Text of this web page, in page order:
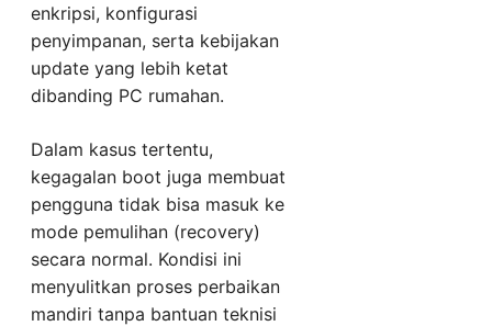
enkripsi, konfigurasi
penyimpanan, serta kebijakan
update yang lebih ketat
dibanding PC rumahan.
Dalam kasus tertentu,
kegagalan boot juga membuat
pengguna tidak bisa masuk ke
mode pemulihan (recovery)
secara normal. Kondisi ini
menyulitkan proses perbaikan
mandiri tanpa bantuan teknisi